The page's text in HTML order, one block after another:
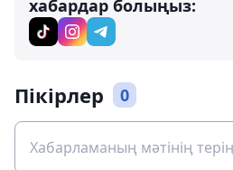
хабардар болыңыз:
Пікірлер 0